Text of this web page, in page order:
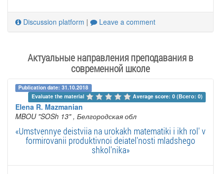
Discussion platform | Leave a comment
Актуальные направления преподавания в
современной школе
Publication date: 31.10.2018
Evaluate the material
Average score: 0 (Всего: 0)
Elena R. Mazmanian
MBOU "SOSh 13" , Белгородская обл
«Umstvennye deistviia na urokakh matematiki i ikh rol' v
formirovanii produktivnoi deiatel'nosti mladshego
shkol'nika»